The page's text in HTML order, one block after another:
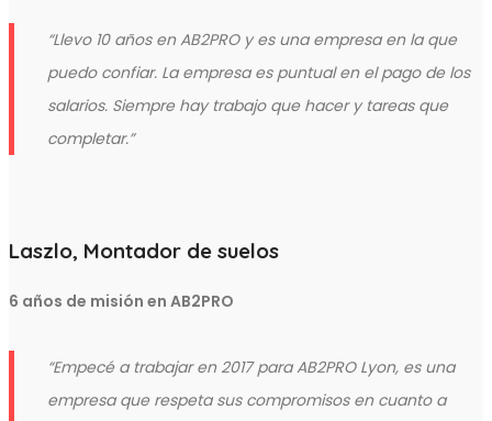
“Llevo 10 años en AB2PROy es una empresa en la que
puedo confiar. La empresa es puntual en el pago de los
salarios. Siempre hay trabajo que hacer y tareas que
completar.”
Laszlo, Montador de suelos
6 años de misión en AB2PRO
“Empecé a trabajar en 2017 para AB2PRO Lyon, es una
empresa que respeta sus compromisos en cuanto a